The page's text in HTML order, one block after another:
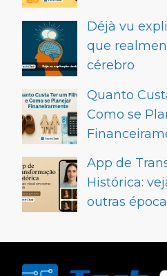
Déjà vu
que
cérebro
Quanto
Como se
App de
Histórica:
outras